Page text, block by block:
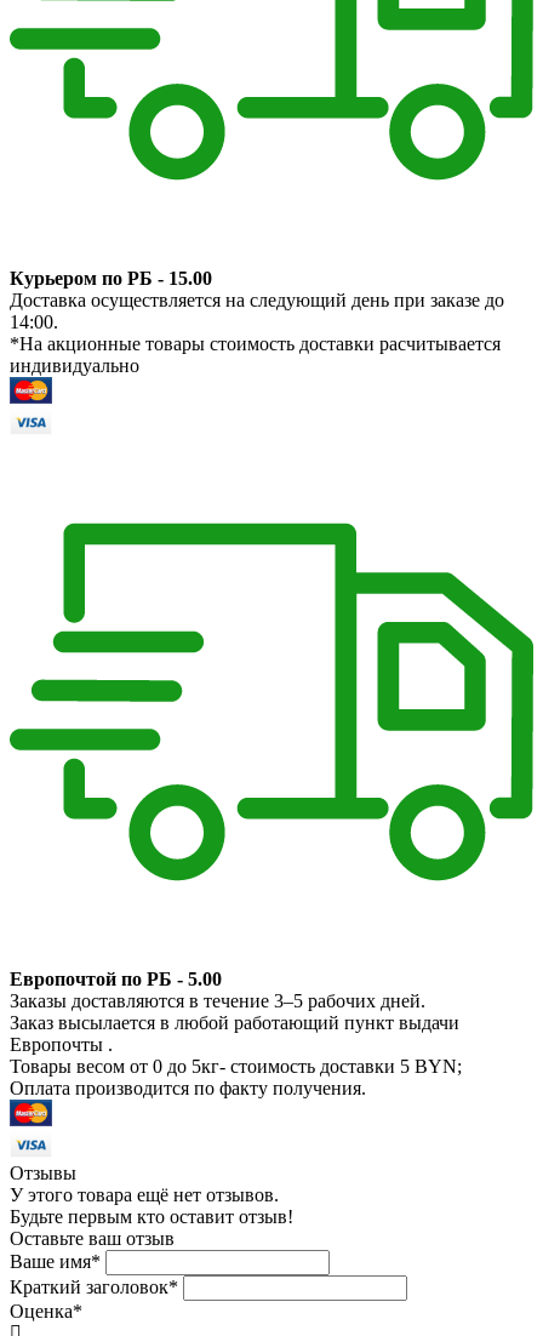
Курьером по РБ - 15.00
Доставка осуществляется на следующий день при заказе до
14:00.
*На акционные товары стоимость доставки расчитывается
индивидуально
Европочтой по РБ - 5.00
Заказы доставляются в течение 3–5 рабочих дней.
Заказ высылается в любой работающий пункт выдачи
Европочты .
Товары весом от 0 до 5кг- стоимость доставки 5 BYN;
Оплата производится по факту получения.
Отзывы
У этого товара ещё нет отзывов.
Будьте первым кто оставит отзыв!
Оставьте ваш отзыв
Ваше имя*
Краткий заголовок*
Оценка*